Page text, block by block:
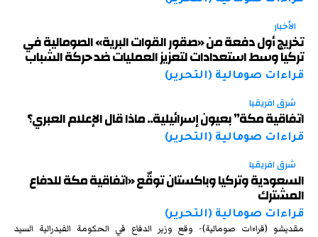
الأخبار
تخريج أول دفعة من «صقور القوات البرية» الصومالية في
تركيا وسط استعدادات لتعزيز العمليات ضد حركة الشباب
قراءات صومالية (التحرير)
شرق افريقيا
اتفاقية مكة” بعيون إسرائيلية.. ماذا قال الإعلام العبري؟
قراءات صومالية (التحرير)
شرق افريقيا
السعودية وتركيا وباكستان توقّع «اتفاقية مكة للدفاع
المشترك
قراءات صومالية (التحرير)
مقديشو (قراءات صومالية)- وقع وزير الدفاع في الحكومة الفيدرالية السيد